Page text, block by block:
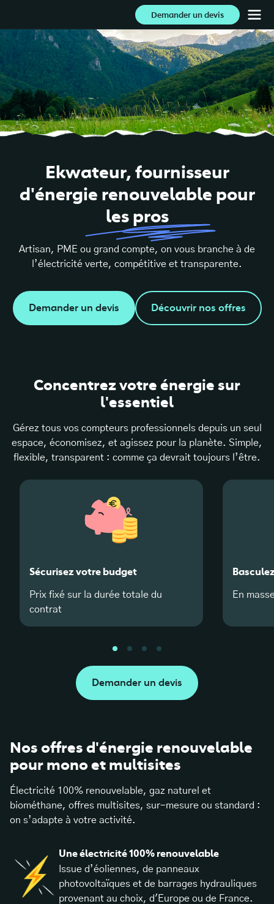
Demander un devis
Ekwateur, fournisseur
d'énergie renouvelable pour
les pros
Artisan, PME ou grand compte, on vous branche à de
l’électricité verte, compétitive et transparente.
Demander un devis Découvrir nos offres
Concentrez votre énergie sur
l'essentiel
Gérez tous vos compteurs professionnels depuis un seul
espace, économisez, et agissez pour la planète. Simple,
flexible, transparent : comme ça devrait toujours l’être.
Sécurisez votre budget
Prix fixé sur la durée totale du
contrat
En
Demander un devis
Nos offres d'énergie renouvelable
pour mono et multisites
Électricité 100% renouvelable, gaz naturel et
biométhane, offres multisites, sur-mesure ou standard :
on s’adapte à votre activité.
Une électricité 100% renouvelable
Issue d’éoliennes, de panneaux
photovoltaïques et de barrages hydrauliques
provenant au choix, d'Europe ou de France.